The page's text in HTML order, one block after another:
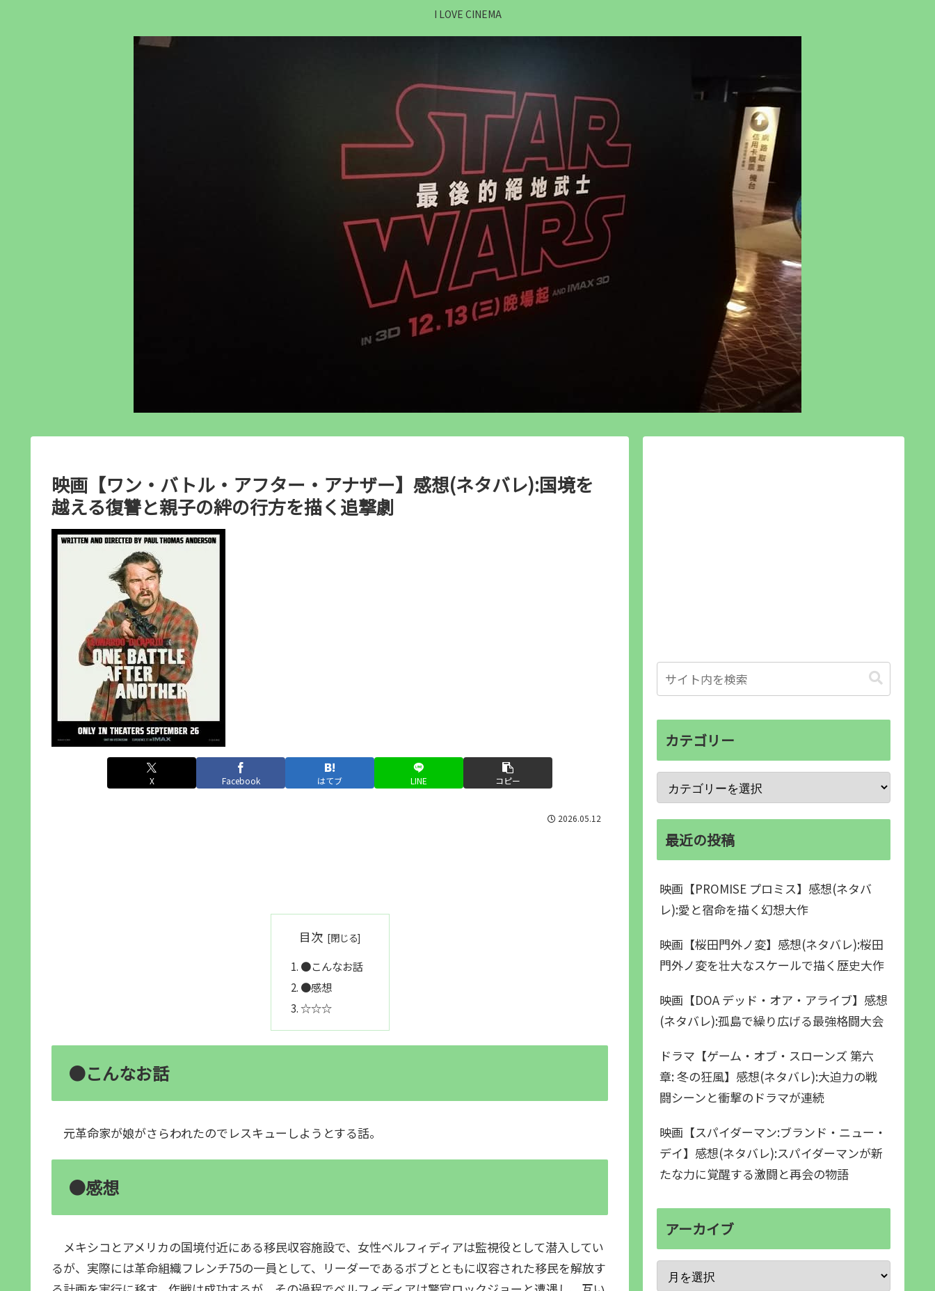
I LOVE CINEMA
映画【ワン・バトル・アフター・アナザー】感想(ネタバレ):国境を
越える復讐と親子の絆の行方を描く追撃劇
X Facebook はてブ LINE コピー
2026.05.12
目次
●こんなお話
●感想
☆☆☆
●こんなお話
元革命家が娘がさらわれたのでレスキューしようとする話。
●感想
メキシコとアメリカの国境付近にある移民収容施設で、女性ベルフィディアは監視役として潜入してい
るが、実際には革命組織フレンチ75の一員として、リーダーであるボブとともに収容された移民を解放す
カテゴリー
最近の投稿
映画【PROMISE プロミス】感想(ネタバ
レ):愛と宿命を描く幻想大作
映画【桜田門外ノ変】感想(ネタバレ):桜田
門外ノ変を壮大なスケールで描く歴史大作
映画【DOA デッド・オア・アライブ】感想
(ネタバレ):孤島で繰り広げる最強格闘大会
ドラマ【ゲーム・オブ・スローンズ 第六
章: 冬の狂風】感想(ネタバレ):大迫力の戦
闘シーンと衝撃のドラマが連続
映画【スパイダーマン:ブランド・ニュー・
デイ】感想(ネタバレ):スパイダーマンが新
たな力に覚醒する激闘と再会の物語
アーカイブ